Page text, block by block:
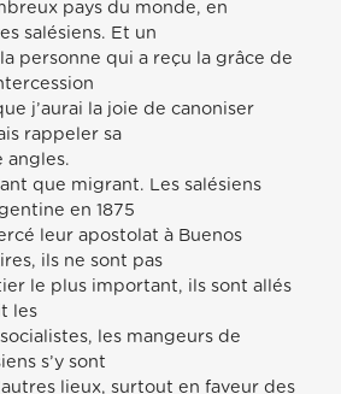
pays du monde, en
salésiens. Et un
personne qui a reçu la grâce de
j’aurai la joie de canoniser
rappeler sa
angles.
que migrant. Les salésiens
en 1875
leur apostolat à Buenos
ils ne sont pas
le plus important, ils sont allés
les
les mangeurs de
s’y sont
lieux, surtout en faveur des